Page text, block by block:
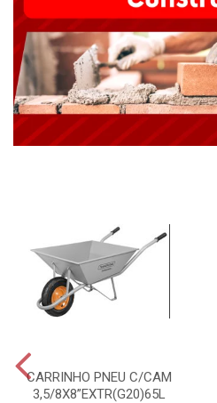
CARRINHO PNEU C/CAM
3,5/8X8”EXTR(G20)65L